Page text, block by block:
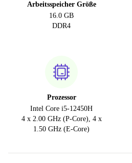
Arbeitsspeicher Größe
16.0 GB
DDR4
Prozessor
Intel Core i5-12450H
4 x 2.00 GHz (P-Core), 4 x
1.50 GHz (E-Core)